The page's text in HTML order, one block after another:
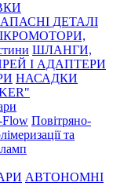
ДЕТАЛІ
ШЛАНГИ,
І АДАПТЕРИ
НАСАДКИ
Flow Повітряно-
та
АВТОНОМНІ